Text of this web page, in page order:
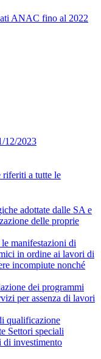
ANAC fino al 2022
12/2023
riferiti a tutte le
adottate dalle SA e
delle proprie
manifestazioni di
in ordine ai lavori di
incompiute nonché
dei programmi
per assenza di lavori
qualificazione
Settori speciali
di investimento